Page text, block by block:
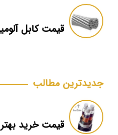
جدیدترین مطالب
قیمت خرید